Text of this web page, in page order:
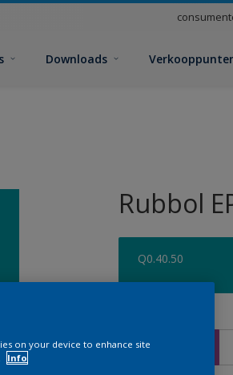
Downloads
Rubbol
Q0.40.50
500 ML
on your device to enhance site
Info